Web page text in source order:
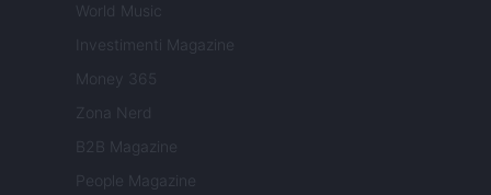
World Music
Investimenti Magazine
Money 365
Zona Nerd
B2B Magazine
People Magazine